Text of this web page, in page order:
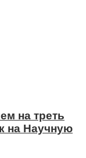
на треть
на Научную